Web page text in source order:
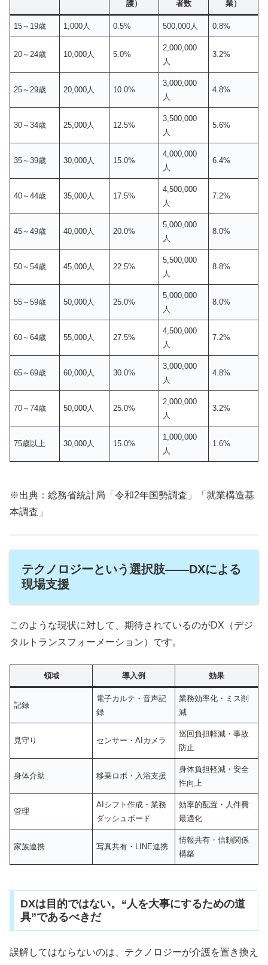
護）
者数
業）
15～19歳 1,000人 0.5% 500,000人 0.8%
20～24歳 10,000人 5.0%
2,000,000
人
3.2%
25～29歳 20,000人 10.0%
3,000,000
人
4.8%
30～34歳 25,000人 12.5%
3,500,000
人
5.6%
35～39歳 30,000人 15.0%
4,000,000
人
6.4%
40～44歳 35,000人 17.5%
4,500,000
人
7.2%
45～49歳 40,000人 20.0%
5,000,000
人
8.0%
50～54歳 45,000人 22.5%
5,500,000
人
8.8%
55～59歳 50,000人 25.0%
5,000,000
人
8.0%
60～64歳 55,000人 27.5%
4,500,000
人
7.2%
65～69歳 60,000人 30.0%
3,000,000
人
4.8%
70～74歳 50,000人 25.0%
2,000,000
人
3.2%
75歳以上 30,000人 15.0%
1,000,000
人
1.6%
※出典：総務省統計局「令和2年国勢調査」「就業構造基
本調査」
テクノロジーという選択肢――DXによる
現場支援
このような現状に対して、期待されているのがDX（デジ
タルトランスフォーメーション）です。
領域 導入例 効果
記録
電子カルテ・音声記
録
業務効率化・ミス削
減
見守り センサー・AIカメラ
巡回負担軽減・事故
防止
身体介助 移乗ロボ・入浴支援
身体負担軽減・安全
性向上
管理
AIシフト作成・業務
ダッシュボード
効率的配置・人件費
最適化
家族連携 写真共有・LINE連携
情報共有・信頼関係
構築
DXは目的ではない。“人を大事にするための道
具”であるべきだ
誤解してはならないのは、テクノロジーが介護を置き換え